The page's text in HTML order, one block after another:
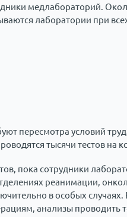
медлабораторий.
лаборатории при
пересмотра условий
тысячи тестов на
пока сотрудники
реанимации,
в особых
анализы проводить